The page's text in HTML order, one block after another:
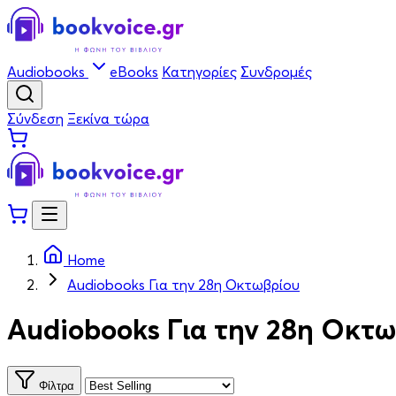
Audiobooks eBooks Κατηγορίες Συνδρομές
Σύνδεση Ξεκίνα τώρα
Home
Audiobooks Για την 28η Οκτωβρίου
Audiobooks Για την 28η
Φίλτρα